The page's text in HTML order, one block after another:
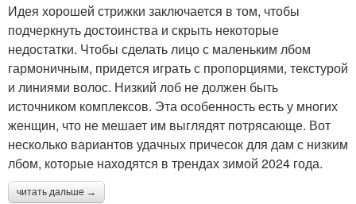
Идея хорошей стрижки заключается в том, чтобы
подчеркнуть достоинства и скрыть некоторые
недостатки. Чтобы сделать лицо с маленьким лбом
гармоничным, придется играть с пропорциями, текстурой
и линиями волос. Низкий лоб не должен быть
источником комплексов. Эта особенность есть у многих
женщин, что не мешает им выглядят потрясающе. Вот
несколько вариантов удачных причесок для дам с низким
лбом, которые находятся в трендах зимой 2024 года.
читать дальше →